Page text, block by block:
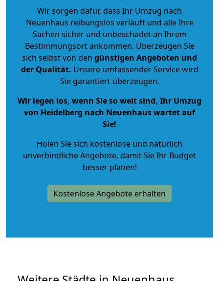
Wir sorgen dafür, dass Ihr Umzug nach
Neuenhaus reibungslos verläuft und alle Ihre
Sachen sicher und unbeschadet an Ihrem
Bestimmungsort ankommen. Überzeugen Sie
sich selbst von den günstigen Angeboten und
der Qualität. Unsere umfassender Service wird
Sie garantiert überzeugen.
Wir legen los, wenn Sie so weit sind, Ihr Umzug
von Heidelberg nach Neuenhaus wartet auf
Sie!
Holen Sie sich kostenlose und natürlich
unverbindliche Angebote, damit Sie Ihr Budget
besser planen!
Kostenlose Angebote erhalten